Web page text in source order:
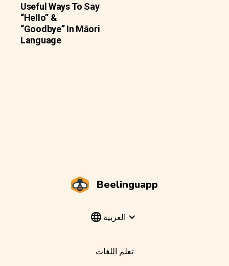
Useful Ways To Say
“Hello” &
“Goodbye” In Māori
Language
Beelinguapp
العربية
تعلم اللغات